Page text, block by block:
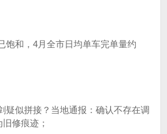
饱和，4月全市日均单车完单量约
疑似拼接？当地通报：确认不存在调
修痕迹；